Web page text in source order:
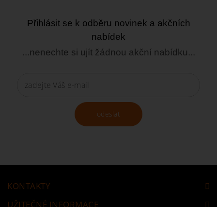
Přihlásit se k odběru novinek a akčních
nabídek
...nenechte si ujít žádnou akční nabídku...
odeslat
KONTAKTY
UŽITEČNÉ INFORMACE